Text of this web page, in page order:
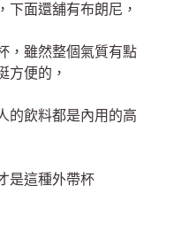
下面還舖有布朗尼，
，雖然整個氣質有點
方便的，
的飲料都是內用的高
是這種外帶杯